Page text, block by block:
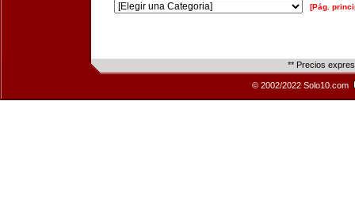
[Pág.
** Precios
© 2002/2022 Solo10.com